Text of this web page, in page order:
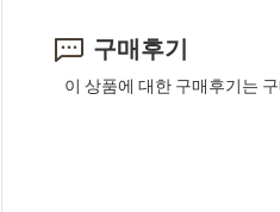
구매후기
이 상품에 대한 구매후기는